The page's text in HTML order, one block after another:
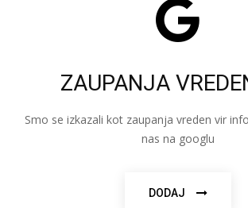
ZAUPANJA
Smo se izkazali kot zaupanja vreden vir
nas na googlu
DODAJ